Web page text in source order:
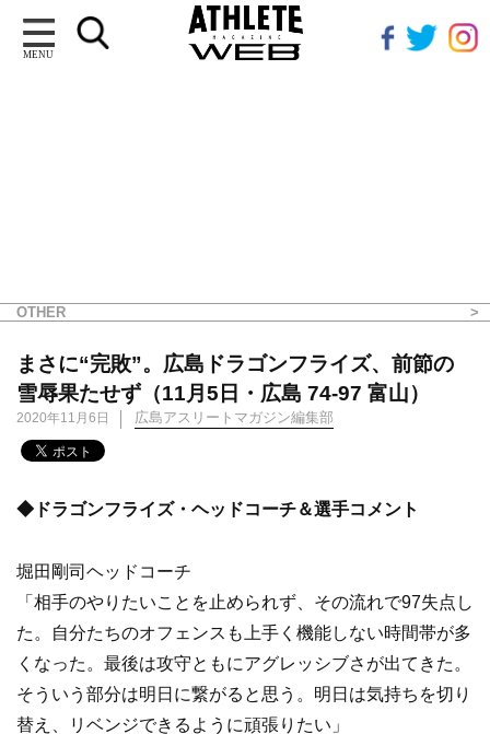
MENU
OTHER
まさに“完敗”。広島ドラゴンフライズ、前節の
雪辱果たせず（11月5日・広島 74-97 富山）
2020年11月6日 広島アスリートマガジン編集部
◆ドラゴンフライズ・ヘッドコーチ＆選手コメント
堀田剛司ヘッドコーチ
「相手のやりたいことを止められず、その流れで97失点し
た。自分たちのオフェンスも上手く機能しない時間帯が多
くなった。最後は攻守ともにアグレッシブさが出てきた。
そういう部分は明日に繋がると思う。明日は気持ちを切り
替え、リベンジできるように頑張りたい」